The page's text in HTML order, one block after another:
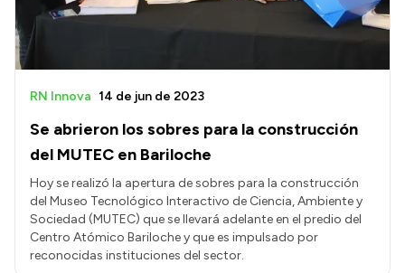
Se abrieron los sobres para la construcción
del MUTEC en Bariloche
RN Innova 14 de jun de 2023
Hoy se realizó la apertura de sobres para la construcción
del Museo Tecnológico Interactivo de Ciencia, Ambiente y
Sociedad (MUTEC) que se llevará adelante en el predio del
Centro Atómico Bariloche y que es impulsado por
reconocidas instituciones del sector.